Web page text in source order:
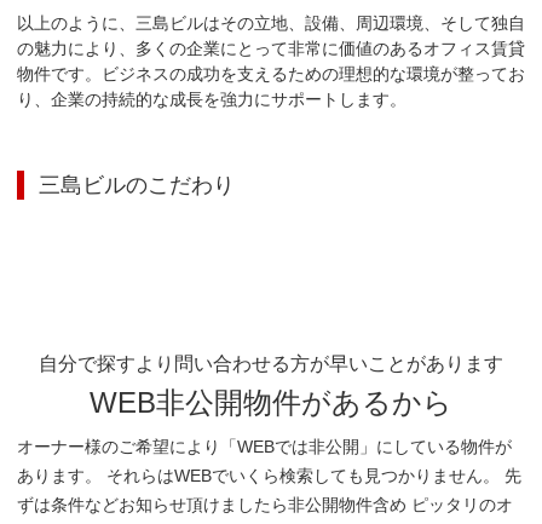
以上のように、三島ビルはその立地、設備、周辺環境、そして独自
の魅力により、多くの企業にとって非常に価値のあるオフィス賃貸
物件です。ビジネスの成功を支えるための理想的な環境が整ってお
り、企業の持続的な成長を強力にサポートします。
三島ビルのこだわり
自分で探すより問い合わせる方が早いことがあります
WEB非公開物件があるから
オーナー様のご希望により「WEBでは非公開」にしている物件が
あります。 それらはWEBでいくら検索しても見つかりません。 先
ずは条件などお知らせ頂けましたら非公開物件含め ピッタリのオ